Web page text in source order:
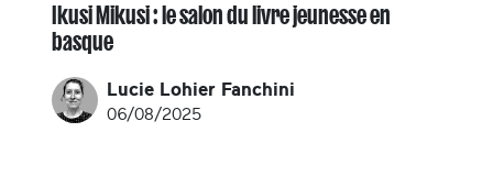
Ikusi Mikusi : le salon du livre jeunesse en
basque
Lucie Lohier Fanchini
06/08/2025